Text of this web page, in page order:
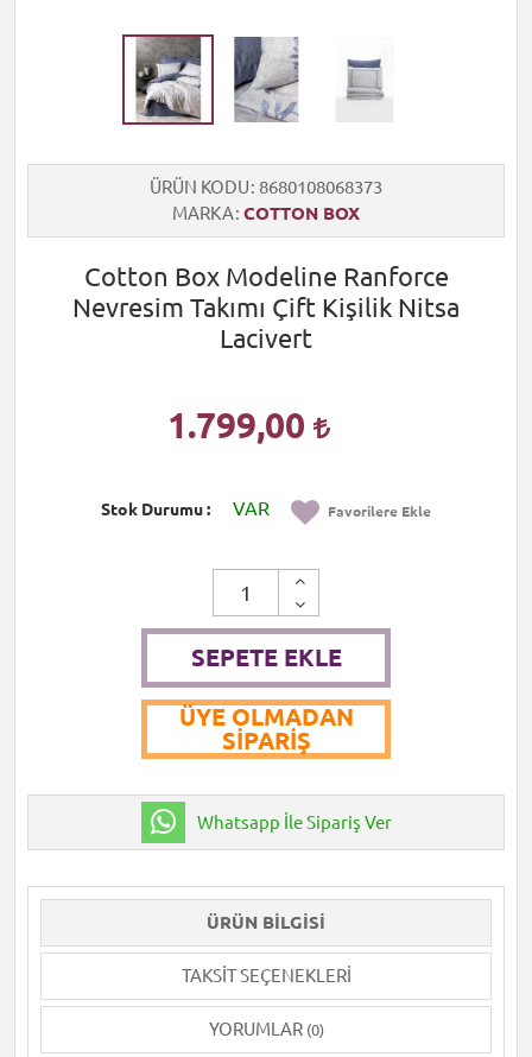
ÜRÜN KODU 8680108068373
MARKA COTTON BOX
Cotton Box Modeline Ranforce
Nevresim Takımı Çift Kişilik Nitsa
Lacivert
1.799,00
Stok Durumu VAR Favorilere Ekle
SEPETE EKLE
ÜYE OLMADAN
SIPARIŞ
Whatsapp İle Sipariş Ver
ÜRÜN BILGISI
TAKSIT SEÇENEKLERI
YORUMLAR (0)